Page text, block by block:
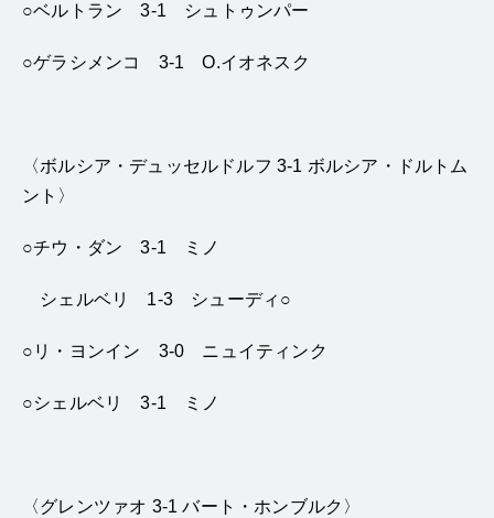
○ベルトラン 3-1 シュトゥンパー
○ゲラシメンコ 3-1 O.イオネスク
〈ボルシア・デュッセルドルフ 3-1 ボルシア・ドルトム
ント〉
○チウ・ダン 3-1 ミノ
シェルベリ 1-3 シューディ○
○リ・ヨンイン 3-0 ニュイティンク
○シェルベリ 3-1 ミノ
〈グレンツァオ 3-1 バート・ホンブルク〉